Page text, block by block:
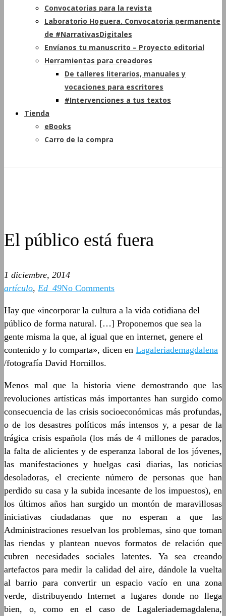
Convocatorias para la revista
Laboratorio Hoguera. Convocatoria permanente
de #NarrativasDigitales
Envíanos tu manuscrito – Proyecto editorial
Herramientas para creadores
De talleres literarios, manuales y
vocaciones para escritores
#Intervenciones a tus textos
Tienda
eBooks
Carro de la compra
El público está fuera
1 diciembre, 2014
artículo, Ed_49No Comments
Hay que «incorporar la cultura a la vida cotidiana del
público de forma natural. […] Proponemos que sea la
gente misma la que, al igual que en internet, genere el
contenido y lo comparta», dicen en Lagaleriademagdalena
/fotografía David Hornillos.
Menos mal que la historia viene demostrando que las
revoluciones artísticas más importantes han surgido como
consecuencia de las crisis socioeconómicas más profundas,
o de los desastres políticos más intensos y, a pesar de la
trágica crisis española (los más de 4 millones de parados,
la falta de alicientes y de esperanza laboral de los jóvenes,
las manifestaciones y huelgas casi diarias, las noticias
desoladoras, el creciente número de personas que han
perdido su casa y la subida incesante de los impuestos), en
los últimos años han surgido un montón de maravillosas
iniciativas ciudadanas que no esperan a que las
Administraciones resuelvan los problemas, sino que toman
las riendas y plantean nuevos formatos de relación que
cubren necesidades sociales latentes. Ya sea creando
artefactos para medir la calidad del aire, dándole la vuelta
al barrio para convertir un espacio vacío en una zona
verde, distribuyendo Internet a lugares donde no llega
bien, o, como en el caso de Lagaleriademagdalena,